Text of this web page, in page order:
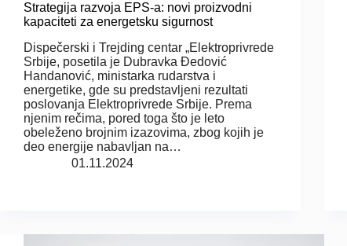
Strategija razvoja EPS-a: novi proizvodni
kapaciteti za energetsku sigurnost
Dispečerski i Trejding centar „Elektroprivrede
Srbije, posetila je Dubravka Đedović
Handanović, ministarka rudarstva i
energetike, gde su predstavljeni rezultati
poslovanja Elektroprivrede Srbije. Prema
njenim rečima, pored toga što je leto
obeleženo brojnim izazovima, zbog kojih je
deo energije nabavljan na…
01.11.2024